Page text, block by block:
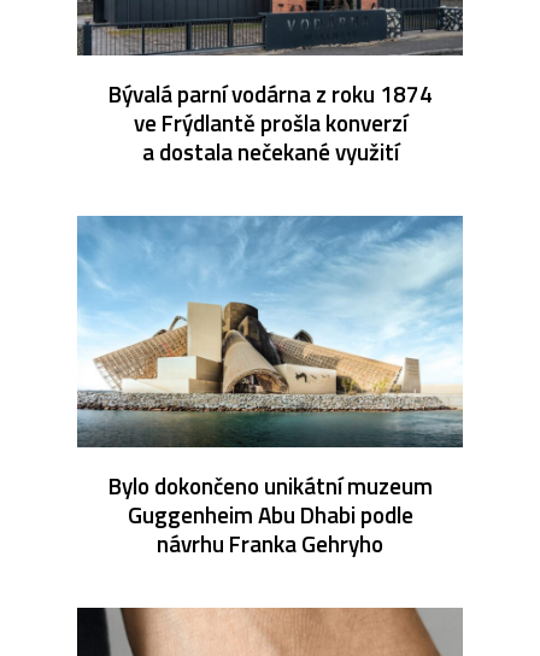
Bývalá parní vodárna z roku 1874
ve Frýdlantě prošla konverzí
a dostala nečekané využití
Bylo dokončeno unikátní muzeum
Guggenheim Abu Dhabi podle
návrhu Franka Gehryho